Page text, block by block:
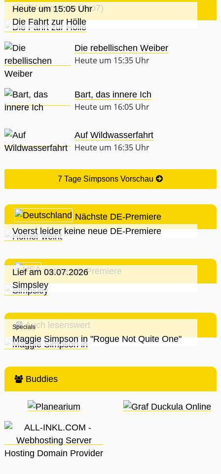
TV-Vorschau (Pro7)
Heute um 15:05 Uhr
Die Fahrt zur Hölle
Die rebellischen Weiber
Heute um 15:35 Uhr
Bart, das innere Ich
Heute um 16:05 Uhr
Auf Wildwasserfahrt
Heute um 16:35 Uhr
7 Tage Simpsons Vorschau
Nächste DE-Premiere
Voerst leider keine neue DE-Premiere
Letzte US-Premiere
Lief am 03.07.2026
Simpsley
Auch lesenswert
Specials
Maggie Simpson in "Rogue Not Quite One"
Buddies